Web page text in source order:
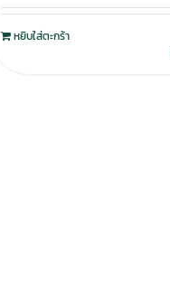
หยิบใส่ตะกร้า